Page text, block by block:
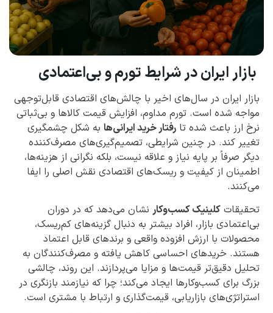
بازار ایران در شرایط تورم و بی‌اعتمادی
بازار ایران در سال‌های اخیر با چالش‌های اقتصادی قابل‌توجهی
مواجه شده است. تورم مداوم، افزایش قیمت کالاها و بی‌ثباتی
نرخ ارز باعث شده تا رفتار خرید ایرانی‌ها به شکل چشمگیری
تغییر کند. در چنین شرایطی، تصمیم‌گیری‌های مصرف‌کننده
دیگر صرفاً بر پایه نیاز و علاقه نیست، بلکه نگرانی از هزینه‌ها،
اطمینان از کیفیت و ریسک‌های اقتصادی نقش اصلی را ایفا
می‌کنند.
تحقیقات کلینیک کسب‌وکار نشان می‌دهد که در دوران
بی‌اعتمادی بازار، افراد بیشتر به دنبال گزینه‌های کم‌ریسک،
محصولات با ارزش افزوده واقعی و برندهای قابل اعتماد
هستند. خریدهای احساسی کاهش یافته و مصرف‌کنندگان به
تحلیل دقیق‌تر قیمت‌ها و مزایا می‌پردازند. این روند، چالشی
بزرگ برای کسب‌وکارها ایجاد می‌کند؛ چرا که نیازمند بازنگری در
استراتژی‌های بازاریابی، قیمت‌گذاری و ارتباط با مشتری است.